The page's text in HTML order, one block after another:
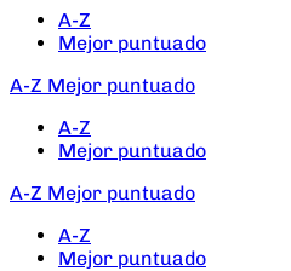
A-Z
Mejor puntuado
A-Z Mejor puntuado
A-Z
Mejor puntuado
A-Z Mejor puntuado
A-Z
Mejor puntuado